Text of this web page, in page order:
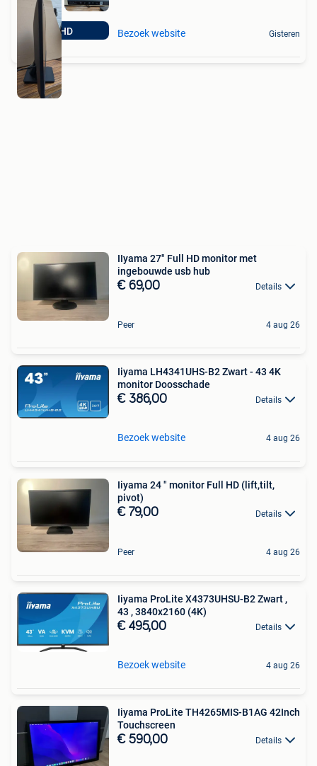
FHD Bezoek website Gisteren
IIyama 27" Full HD monitor met
ingebouwde usb hub
€ 69,00 Details
Peer 4 aug 26
Iiyama LH4341UHS-B2 Zwart - 43 4K
monitor Doosschade
€ 386,00 Details
Bezoek website 4 aug 26
Iiyama 24 " monitor Full HD (lift,tilt,
pivot)
€ 79,00 Details
Peer 4 aug 26
Iiyama ProLite X4373UHSU-B2 Zwart ,
43 , 3840x2160 (4K)
€ 495,00 Details
Bezoek website 4 aug 26
Iiyama ProLite TH4265MIS-B1AG 42Inch
Touchscreen
€ 590,00 Details